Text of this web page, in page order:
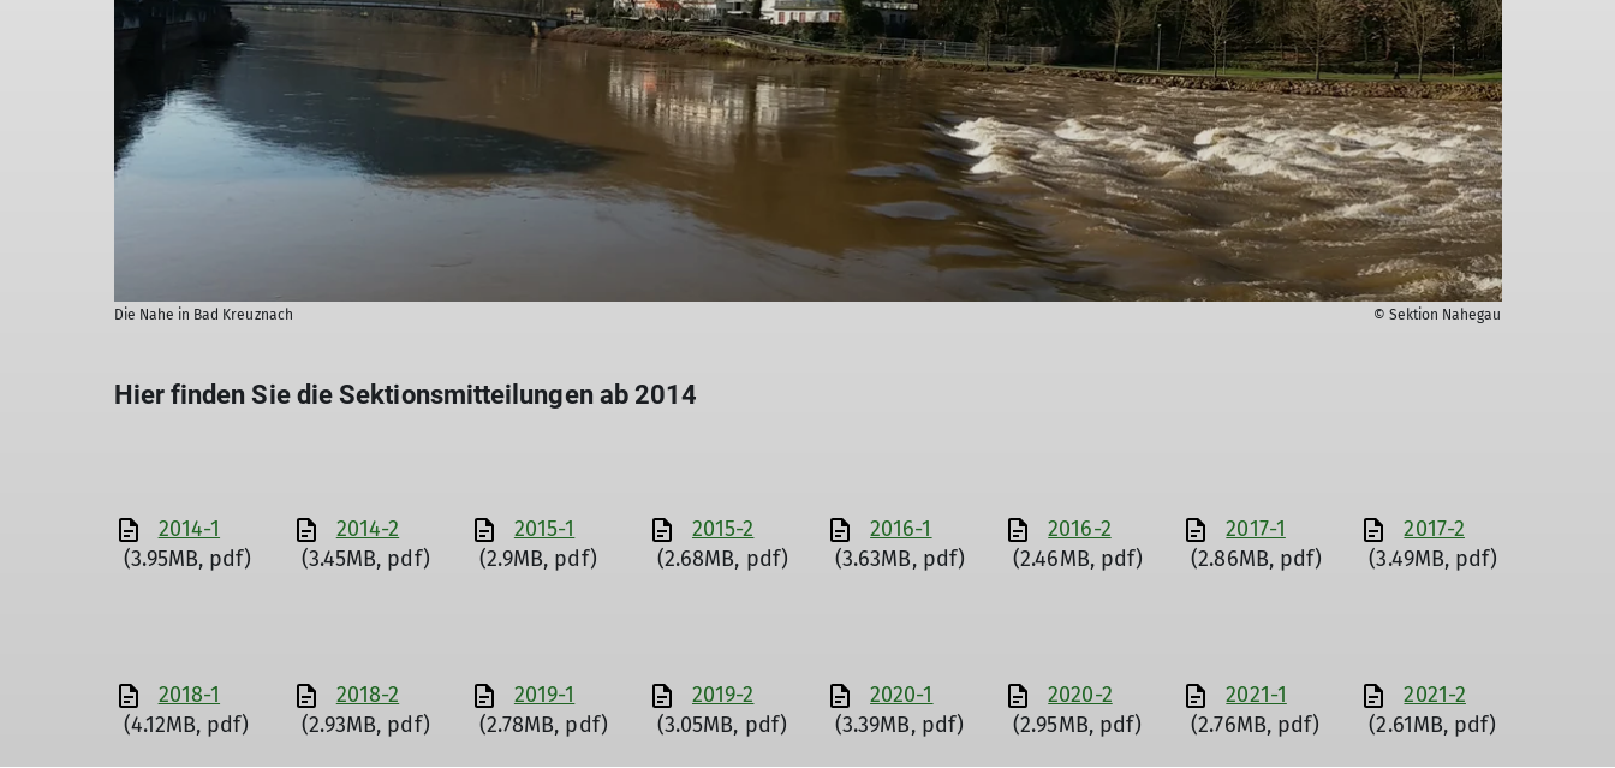
Die Nahe in Bad Kreuznach © Sektion Nahegau
Hier finden Sie die Sektionsmitteilungen ab 2014
2014-1
(3.95MB, pdf)
2014-2
(3.45MB, pdf)
2015-1
(2.9MB, pdf)
2015-2
(2.68MB, pdf)
2016-1
(3.63MB, pdf)
2016-2
(2.46MB, pdf)
2017-1
(2.86MB, pdf)
2017-2
(3.49MB, pdf)
2018-1
(4.12MB, pdf)
2018-2
(2.93MB, pdf)
2019-1
(2.78MB, pdf)
2019-2
(3.05MB, pdf)
2020-1
(3.39MB, pdf)
2020-2
(2.95MB, pdf)
2021-1
(2.76MB, pdf)
2021-2
(2.61MB, pdf)